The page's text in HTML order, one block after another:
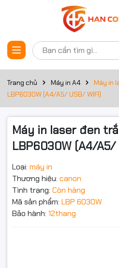
Trang chủ Máy in A4
Máy in
LBP6030W (A4/A5/ USB/ WIFI)
Máy in laser đen
LBP6030W (A4/A5/
Loại: máy in
Thương hiệu: canon
Tình trạng: Còn hàng
Mã sản phẩm: LBP 6030W
Bảo hành: 12thang
Thông số kỹ
Máy in laser
LBP6030W
WIFI). Máy in
Canon nhỏ gọn
dụng cá nhân và
nhỏ
Đặt trước sản